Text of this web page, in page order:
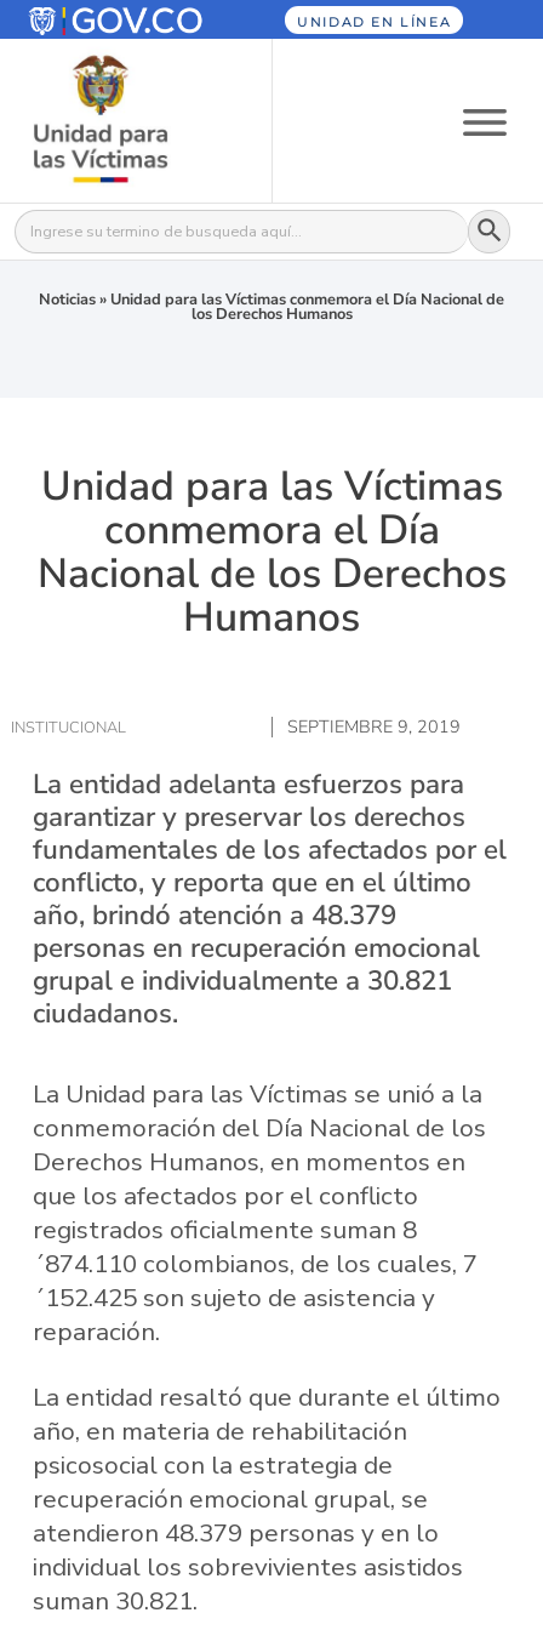
UNIDAD EN LÍNEA
Buscar: Botón
Noticias» Unidad para las Víctimas conmemora el Día Nacional de
los Derechos Humanos
Unidad para las Víctimas
conmemora el Día
Nacional de los Derechos
Humanos
INSTITUCIONAL SEPTIEMBRE 9, 2019
La entidad adelanta esfuerzos para
garantizar y preservar los derechos
fundamentales de los afectados por el
conflicto, y reporta que en el último
año, brindó atención a 48.379
personas en recuperación emocional
grupal e individualmente a 30.821
ciudadanos.
La Unidad para las Víctimas se unió a la
conmemoración del Día Nacional de los
Derechos Humanos, en momentos en
que los afectados por el conflicto
registrados oficialmente suman 8
´874.110 colombianos, de los cuales, 7
´152.425 son sujeto de asistencia y
reparación.
La entidad resaltó que durante el último
año, en materia de rehabilitación
psicosocial con la estrategia de
recuperación emocional grupal, se
atendieron 48.379 personas y en lo
individual los sobrevivientes asistidos
suman 30.821.